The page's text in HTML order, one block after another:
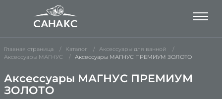
Главная страница Каталог
Аксессуары для ванной
Аксессуары МАГНУС
Аксессуары МАГНУС ПРЕМИУМ ЗОЛОТО
Аксессуары МАГНУС ПРЕМИУМ
ЗОЛОТО